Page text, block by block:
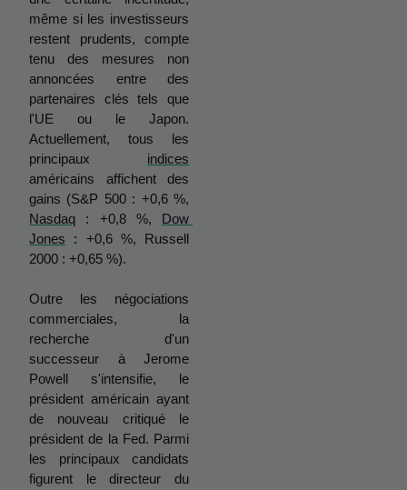
même si les investisseurs
restent prudents, compte
tenu des mesures non
annoncées entre des
partenaires clés tels que
l'UE ou le Japon.
Actuellement, tous les
principaux indices
américains affichent des
Nasdaq : +0,8 %, Dow
Jones : +0,6 %, Russell
2000 : +0,65 %).
Outre les négociations
commerciales, la
recherche d'un
successeur à Jerome
Powell s'intensifie, le
président américain ayant
de nouveau critiqué le
président de la Fed. Parmi
les principaux candidats
figurent le directeur du